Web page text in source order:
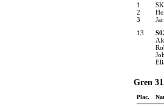
1
2
3
13
Gren
Plac.